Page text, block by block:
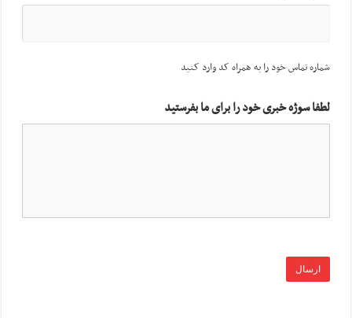
شماره تماس خود را به همراه کد وارد کنید
لطفا سوژه خبری خود را برای ما بفرستید